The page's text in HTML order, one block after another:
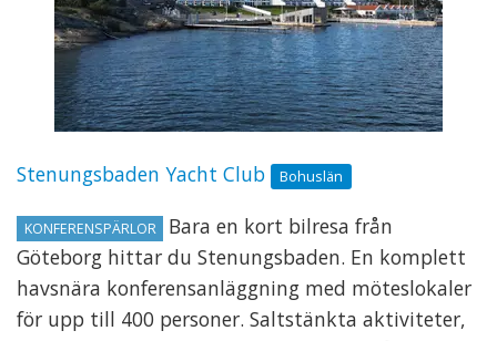
Stenungsbaden Yacht Club Bohuslän
KONFERENSPÄRLOR
Bara en kort bilresa från
Göteborg hittar du Stenungsbaden. En komplett
havsnära konferensanläggning med möteslokaler
för upp till 400 personer. Saltstänkta aktiviteter,